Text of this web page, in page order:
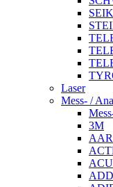
SEIK
Laser
Mess- /
3M